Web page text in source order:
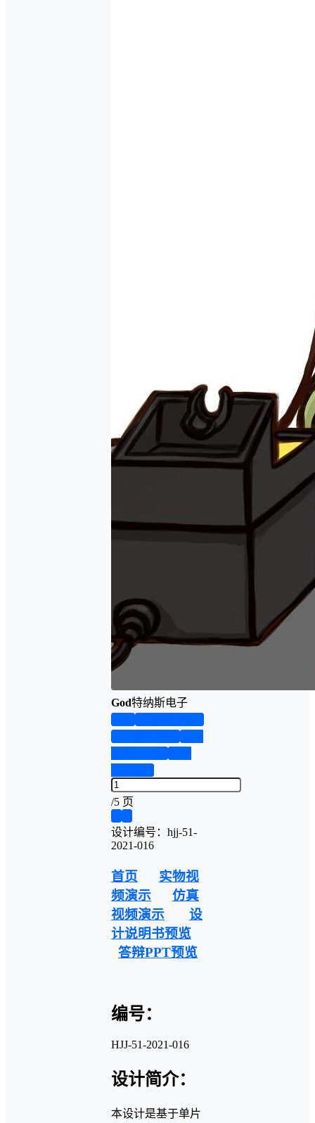
God特纳斯电子
/5 页
设计编号：hjj-51-
2021-016
首页
实物视
频演示
仿真
视频演示
设
计说明书预览
答辩PPT预览
编号：
HJJ-51-2021-016
设计简介：
本设计是基于单片